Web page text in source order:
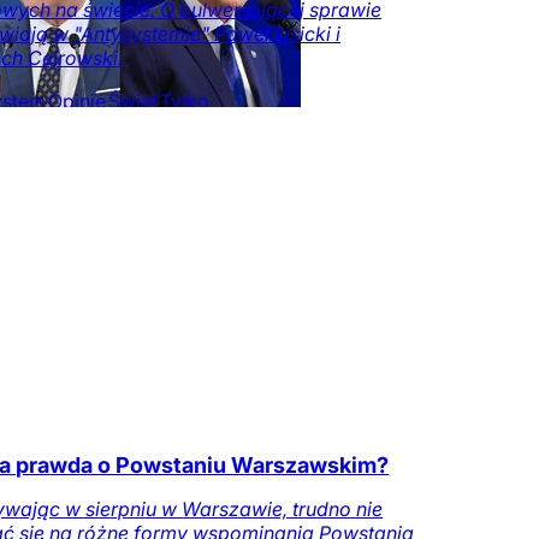
na świecie. O bulwersującej sprawie
w "Antysystemie" Paweł Lisicki i
Cejrowski.
OpinieŚwiatTylko
prawda o Powstaniu Warszawskim?
w sierpniu w Warszawie, trudno nie
się na różne formy wspominania Powstania